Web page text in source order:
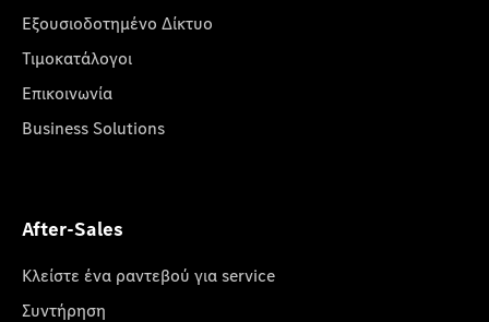
Εξουσιοδοτημένο Δίκτυο
Τιμοκατάλογοι
Επικοινωνία
Business Solutions
After-Sales
Κλείστε ένα ραντεβού για service
Συντήρηση